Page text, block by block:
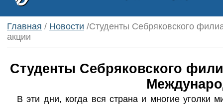
Главная / Новости /Студенты Себряковского
акции
Студенты Себряковского
В эти дни, когда вся страна и многие уголки